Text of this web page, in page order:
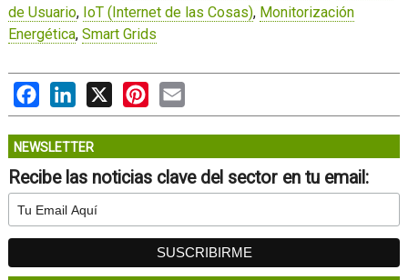
de Usuario, IoT (Internet de las Cosas), Monitorización
Energética, Smart Grids
FacebookLinkedIn
X PinterestEmail
NEWSLETTER
Recibe las noticias clave del sector en tu email: